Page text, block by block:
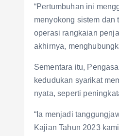
“Pertumbuhan ini
menyokong sistem dan
operasi rangkaian
akhirnya,
Sementara itu,
kedudukan syarikat
nyata, seperti
“Ia menjadi
Kajian Tahun 2023